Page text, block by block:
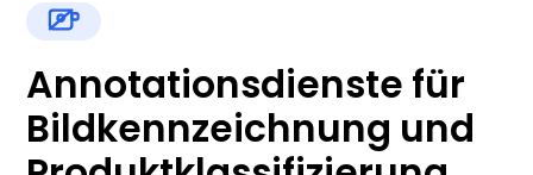
Annotationsdienste für
Bildkennzeichnung und